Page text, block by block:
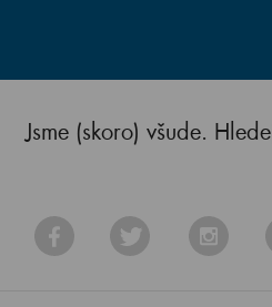
Jsme (skoro) všude.